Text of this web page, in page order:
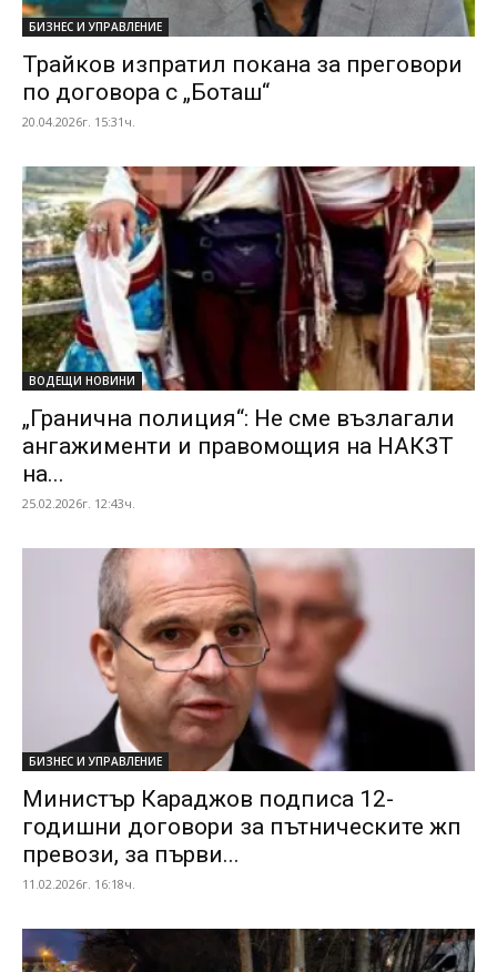
БИЗНЕС И УПРАВЛЕНИЕ
Трайков изпратил покана за преговори
по договора с „Боташ“
20.04.2026г. 15:31ч.
ВОДЕЩИ НОВИНИ
„Гранична полиция“: Не сме възлагали
ангажименти и правомощия на НАКЗТ
на...
25.02.2026г. 12:43ч.
БИЗНЕС И УПРАВЛЕНИЕ
Министър Караджов подписа 12-
годишни договори за пътническите жп
превози, за първи...
11.02.2026г. 16:18ч.